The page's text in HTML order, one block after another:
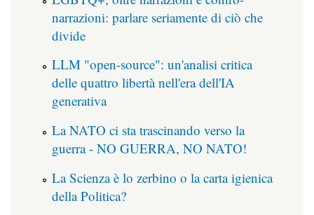
narrazioni: parlare seriamente di ciò che
divide
LLM "open-source": un'analisi critica
delle quattro libertà nell'era dell'IA
generativa
La NATO ci sta trascinando verso la
guerra - NO GUERRA, NO NATO!
La Scienza è lo zerbino o la carta igienica
della Politica?